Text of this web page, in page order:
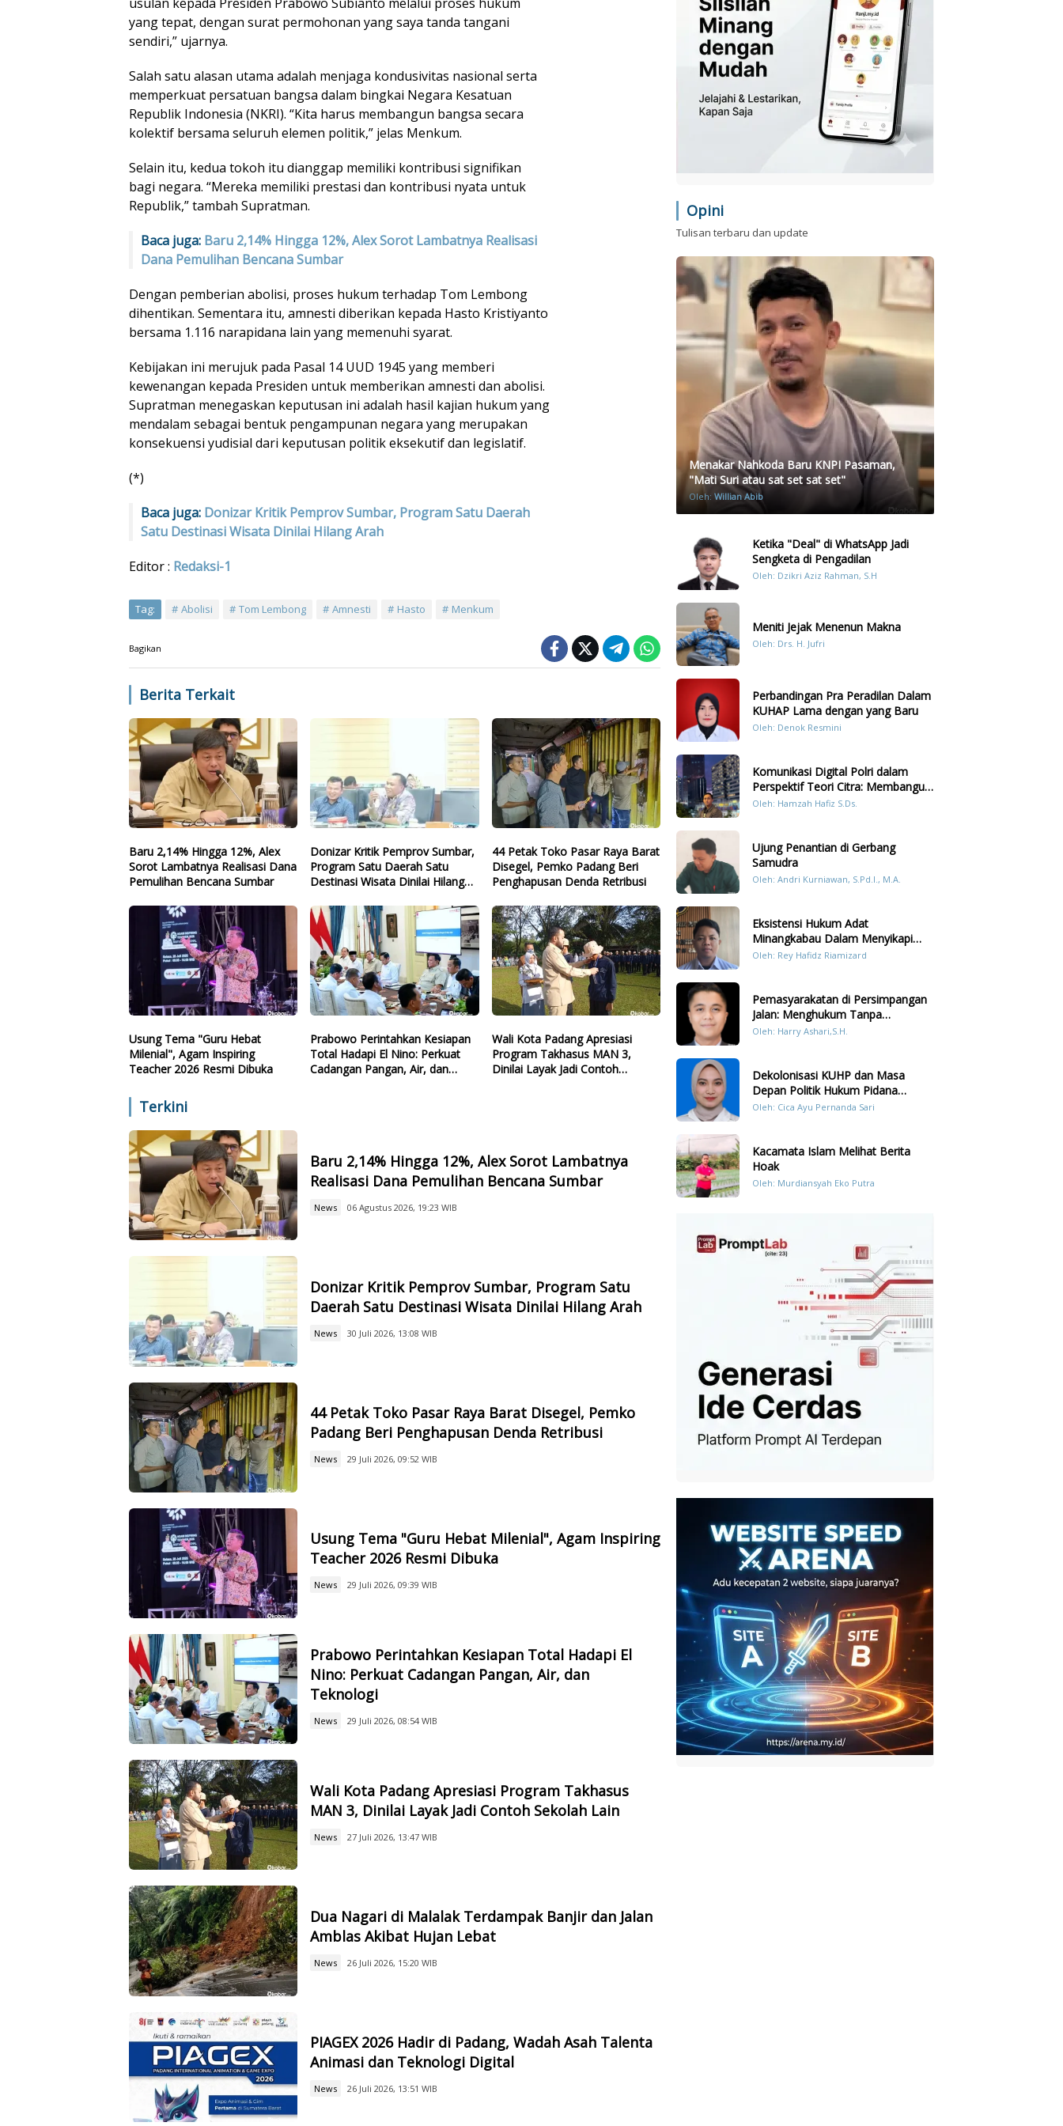
yang tepat, dengan surat permohonan yang saya tanda tangani
sendiri,” ujarnya.
Salah satu alasan utama adalah menjaga kondusivitas nasional serta
memperkuat persatuan bangsa dalam bingkai Negara Kesatuan
Republik Indonesia (NKRI). “Kita harus membangun bangsa secara
kolektif bersama seluruh elemen politik,” jelas Menkum.
Selain itu, kedua tokoh itu dianggap memiliki kontribusi signifikan
bagi negara. “Mereka memiliki prestasi dan kontribusi nyata untuk
Republik,” tambah Supratman.
Baca juga: Baru 2,14% Hingga 12%, Alex Sorot Lambatnya Realisasi
Dana Pemulihan Bencana Sumbar
Dengan pemberian abolisi, proses hukum terhadap Tom Lembong
dihentikan. Sementara itu, amnesti diberikan kepada Hasto Kristiyanto
bersama 1.116 narapidana lain yang memenuhi syarat.
Kebijakan ini merujuk pada Pasal 14 UUD 1945 yang memberi
kewenangan kepada Presiden untuk memberikan amnesti dan abolisi.
Supratman menegaskan keputusan ini adalah hasil kajian hukum yang
mendalam sebagai bentuk pengampunan negara yang merupakan
konsekuensi yudisial dari keputusan politik eksekutif dan legislatif.
(*)
Baca juga: Donizar Kritik Pemprov Sumbar, Program Satu Daerah
Satu Destinasi Wisata Dinilai Hilang Arah
Editor : Redaksi-1
Tag: Abolisi Tom Lembong Amnesti Hasto Menkum
Bagikan
Berita Terkait
Baru 2,14% Hingga 12%, Alex
Sorot Lambatnya Realisasi Dana
Pemulihan Bencana Sumbar
Donizar Kritik Pemprov Sumbar,
Program Satu Daerah Satu
Destinasi Wisata Dinilai Hilang
44 Petak Toko Pasar Raya Barat
Disegel, Pemko Padang Beri
Penghapusan Denda Retribusi
Usung Tema "Guru Hebat
Milenial", Agam Inspiring
Teacher 2026 Resmi Dibuka
Prabowo Perintahkan Kesiapan
Total Hadapi El Nino: Perkuat
Cadangan Pangan, Air, dan
Wali Kota Padang Apresiasi
Program Takhasus MAN 3,
Dinilai Layak Jadi Contoh
Terkini
Baru 2,14% Hingga 12%, Alex Sorot Lambatnya
Realisasi Dana Pemulihan Bencana Sumbar
News 06 Agustus 2026, 19:23 WIB
Donizar Kritik Pemprov Sumbar, Program Satu
Daerah Satu Destinasi Wisata Dinilai Hilang Arah
News 30 Juli 2026, 13:08 WIB
44 Petak Toko Pasar Raya Barat Disegel, Pemko
Padang Beri Penghapusan Denda Retribusi
News 29 Juli 2026, 09:52 WIB
Usung Tema "Guru Hebat Milenial", Agam Inspiring
Teacher 2026 Resmi Dibuka
News 29 Juli 2026, 09:39 WIB
Prabowo Perintahkan Kesiapan Total Hadapi El
Nino: Perkuat Cadangan Pangan, Air, dan
Teknologi
News 29 Juli 2026, 08:54 WIB
Wali Kota Padang Apresiasi Program Takhasus
MAN 3, Dinilai Layak Jadi Contoh Sekolah Lain
News 27 Juli 2026, 13:47 WIB
Dua Nagari di Malalak Terdampak Banjir dan Jalan
Amblas Akibat Hujan Lebat
News 26 Juli 2026, 15:20 WIB
PIAGEX 2026 Hadir di Padang, Wadah Asah Talenta
Animasi dan Teknologi Digital
News 26 Juli 2026, 13:51 WIB
Opini
Tulisan terbaru dan update
Menakar Nahkoda Baru KNPI Pasaman,
"Mati Suri atau sat set sat set"
Oleh: Willian Abib
Ketika "Deal" di WhatsApp Jadi
Sengketa di Pengadilan
Oleh: Dzikri Aziz Rahman, S.H
Meniti Jejak Menenun Makna
Oleh: Drs. H. Jufri
Perbandingan Pra Peradilan Dalam
KUHAP Lama dengan yang Baru
Oleh: Denok Resmini
Komunikasi Digital Polri dalam
Perspektif Teori Citra: Membangun
Kepercayaan Publik Melalui Konten
Oleh: Hamzah Hafiz S.Ds.
Ujung Penantian di Gerbang
Samudra
Oleh: Andri Kurniawan, S.Pd.I., M.A.
Eksistensi Hukum Adat
Minangkabau Dalam Menyikapi
Prilaku LGBT Analisis Perbandingan
Oleh: Rey Hafidz Riamizard
Pemasyarakatan di Persimpangan
Jalan: Menghukum Tanpa
Memulihkan?
Oleh: Harry Ashari,S.H.
Dekolonisasi KUHP dan Masa
Depan Politik Hukum Pidana
Indonesia
Oleh: Cica Ayu Pernanda Sari
Kacamata Islam Melihat Berita
Hoak
Oleh: Murdiansyah Eko Putra